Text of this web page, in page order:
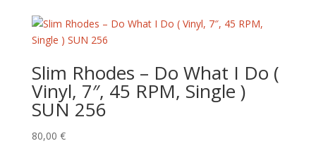
Slim Rhodes – Do What I Do (
Vinyl, 7″, 45 RPM, Single )
SUN 256
80,00 €